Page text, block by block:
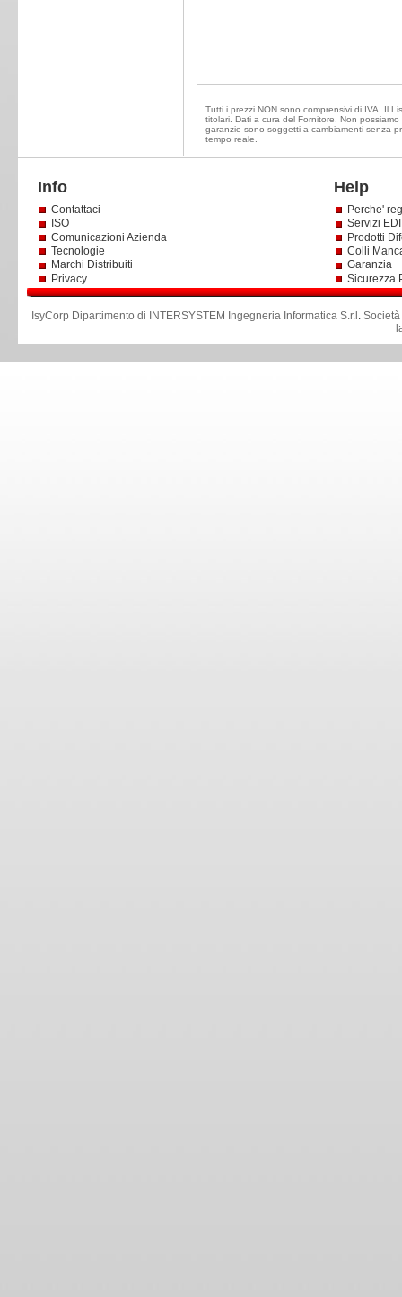
Tutti i prezzi NON sono comprensivi di IVA. Il
titolari. Dati a cura del Fornitore. Non
garanzie sono soggetti a cambiamenti senza
tempo reale.
Info Help
Contattaci
ISO
Comunicazioni Azienda
Tecnologie
Marchi Distribuiti
Privacy
Perche'
Servizi
Prodotti
Colli
Garanzia
Sicurezza
IsyCorp Dipartimento di INTERSYSTEM Ingegneria Informatica S.r.l .